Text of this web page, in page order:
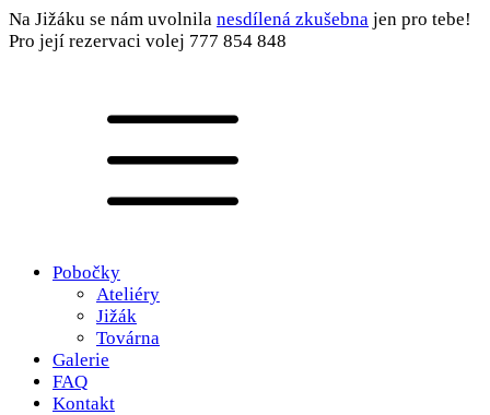
Na Jižáku se nám uvolnila nesdílená zkušebna jen pro tebe!
Pro její rezervaci volej 777 854 848
Pobočky
Ateliéry
Jižák
Továrna
Galerie
FAQ
Kontakt